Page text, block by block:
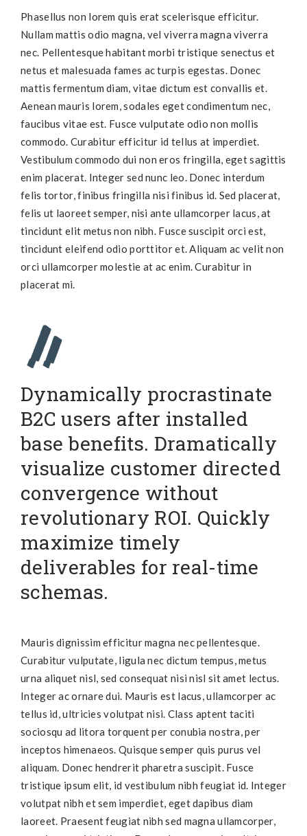
Phasellus non lorem quis erat scelerisque efficitur.
Nullam mattis odio magna, vel viverra magna viverra
nec. Pellentesque habitant morbi tristique senectus et
netus et malesuada fames ac turpis egestas. Donec
mattis fermentum diam, vitae dictum est convallis et.
Aenean mauris lorem, sodales eget condimentum nec,
faucibus vitae est. Fusce vulputate odio non mollis
commodo. Curabitur efficitur id tellus at imperdiet.
Vestibulum commodo dui non eros fringilla, eget sagittis
enim placerat. Integer sed nunc leo. Donec interdum
felis tortor, finibus fringilla nisi finibus id. Sed placerat,
felis ut laoreet semper, nisi ante ullamcorper lacus, at
tincidunt elit metus non nibh. Fusce suscipit orci est,
tincidunt eleifend odio porttitor et. Aliquam ac velit non
orci ullamcorper molestie at ac enim. Curabitur in
placerat mi.
Dynamically procrastinate
B2C users after installed
base benefits. Dramatically
visualize customer directed
convergence without
revolutionary ROI. Quickly
maximize timely
deliverables for real-time
schemas.
Mauris dignissim efficitur magna nec pellentesque.
Curabitur vulputate, ligula nec dictum tempus, metus
urna aliquet nisl, sed consequat nisi nisl sit amet lectus.
Integer ac ornare dui. Mauris est lacus, ullamcorper ac
tellus id, ultricies volutpat nisi. Class aptent taciti
sociosqu ad litora torquent per conubia nostra, per
inceptos himenaeos. Quisque semper quis purus vel
aliquam. Donec hendrerit pharetra suscipit. Fusce
tristique ipsum elit, id vestibulum nibh feugiat id. Integer
volutpat nibh et sem imperdiet, eget dapibus diam
laoreet. Praesent feugiat nibh sed magna ullamcorper,